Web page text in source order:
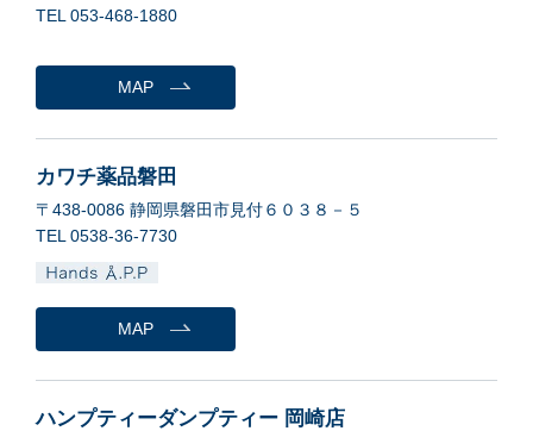
TEL 053-468-1880
MAP
カワチ薬品磐田
〒438-0086 静岡県磐田市見付６０３８－５
TEL 0538-36-7730
MAP
ハンプティーダンプティー 岡崎店